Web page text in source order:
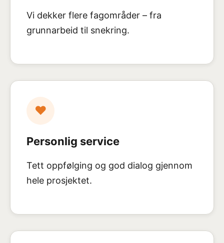
Vi dekker flere fagområder – fra
grunnarbeid til snekring.
♥
Personlig service
Tett oppfølging og god dialog gjennom
hele prosjektet.